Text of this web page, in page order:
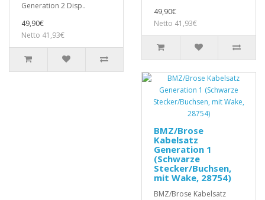
Generation 2 Disp..
49,90€
Netto 41,93€
49,90€
Netto 41,93€
BMZ/Brose
Kabelsatz
Generation 1
(Schwarze
Stecker/Buchsen,
mit Wake, 28754)
BMZ/Brose Kabelsatz